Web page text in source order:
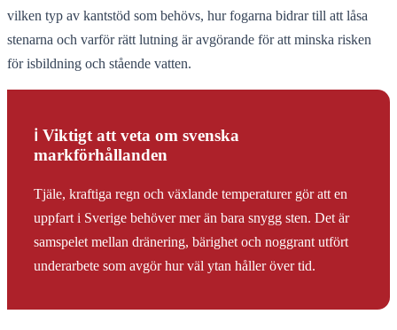
vilken typ av kantstöd som behövs, hur fogarna bidrar till att låsa
stenarna och varför rätt lutning är avgörande för att minska risken
för isbildning och stående vatten.
ℹ️ Viktigt att veta om svenska
markförhållanden
Tjäle, kraftiga regn och växlande temperaturer gör att en
uppfart i Sverige behöver mer än bara snygg sten. Det är
samspelet mellan dränering, bärighet och noggrant utfört
underarbete som avgör hur väl ytan håller över tid.